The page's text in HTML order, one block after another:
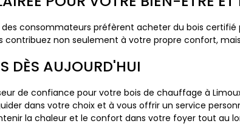
consommateurs préfèrent acheter du bois
contribuez non seulement à votre propre confort,
DÈS AUJOURD'HUI
de confiance pour votre bois de chauffage à
dans votre choix et à vous offrir un service
la chaleur et le confort dans votre foyer tout au